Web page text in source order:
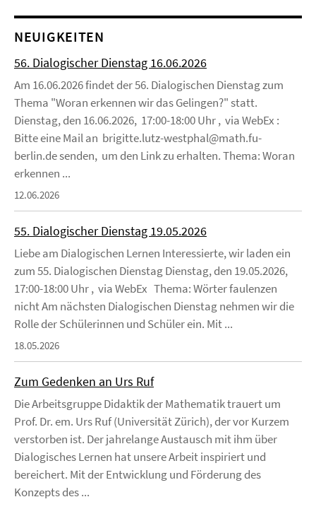
NEUIGKEITEN
56. Dialogischer Dienstag 16.06.2026
Am 16.06.2026 findet der 56. Dialogischen Dienstag zum
Thema "Woran erkennen wir das Gelingen?" statt.
Dienstag, den 16.06.2026, 17:00-18:00 Uhr , via WebEx :
Bitte eine Mail an brigitte.lutz-westphal@math.fu-
berlin.de senden, um den Link zu erhalten. Thema: Woran
erkennen ...
12.06.2026
55. Dialogischer Dienstag 19.05.2026
Liebe am Dialogischen Lernen Interessierte, wir laden ein
zum 55. Dialogischen Dienstag Dienstag, den 19.05.2026,
17:00-18:00 Uhr , via WebEx Thema: Wörter faulenzen
nicht Am nächsten Dialogischen Dienstag nehmen wir die
Rolle der Schülerinnen und Schüler ein. Mit ...
18.05.2026
Zum Gedenken an Urs Ruf
Die Arbeitsgruppe Didaktik der Mathematik trauert um
Prof. Dr. em. Urs Ruf (Universität Zürich), der vor Kurzem
verstorben ist. Der jahrelange Austausch mit ihm über
Dialogisches Lernen hat unsere Arbeit inspiriert und
bereichert. Mit der Entwicklung und Förderung des
Konzepts des ...